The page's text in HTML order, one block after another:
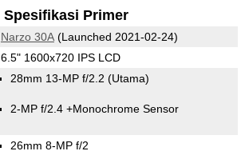
Spesifikasi Primer
Narzo 30A(Launched 2021-02-24)
6.5" 1600x720 IPS LCD
28mm 13-MP f/2.2 (Utama)
2-MP f/2.4 +Monochrome Sensor
26mm 8-MP f/2